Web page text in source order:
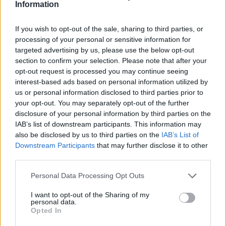
Information
If you wish to opt-out of the sale, sharing to third parties, or
processing of your personal or sensitive information for
targeted advertising by us, please use the below opt-out
section to confirm your selection. Please note that after your
opt-out request is processed you may continue seeing
interest-based ads based on personal information utilized by
us or personal information disclosed to third parties prior to
your opt-out. You may separately opt-out of the further
disclosure of your personal information by third parties on the
IAB’s list of downstream participants. This information may
also be disclosed by us to third parties on the IAB’s List of
Downstream Participants that may further disclose it to other
Personal Data Processing Opt Outs
I want to opt-out of the Sharing of my
personal data.
Opted In
Heřmanice ohrožuje životní prostředí Ostravy a postupuje
dopisu.
Šance pro budovy: Dostupné bydlení nevyřeší jen nová
výstavba. Česko musí lépe využít renovace stávajících
budov
5.8.2026
Diskuse: 39
Více než 380 tisíc domácností v
Česku potřebuje cenově
dostupné nájemní bydlení.
Podle výstupů zprávy EIB pro
Ministerstvo pro místní rozvoj
nutné systematicky využívat také renovace stávajících budov. Ty
mohou nabídnout kvalitní bydlení, například díky využití objektů v
centrech obcí, a zároveň snižovat jeho dlouhodobé provozní
náklady. Desetina českých domácností totiž vydává na bydlení více
než 40 % svých příjmů.